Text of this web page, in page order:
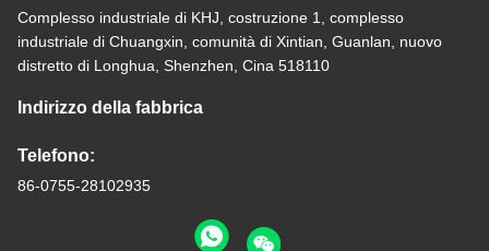
Complesso industriale di KHJ, costruzione 1, complesso
industriale di Chuangxin, comunità di Xintian, Guanlan, nuovo
distretto di Longhua, Shenzhen, Cina 518110
Indirizzo della fabbrica
Telefono:
86-0755-28102935